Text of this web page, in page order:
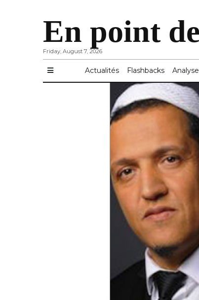
Friday, August 7, 2026
En point
Actualités Flashbacks Analyse